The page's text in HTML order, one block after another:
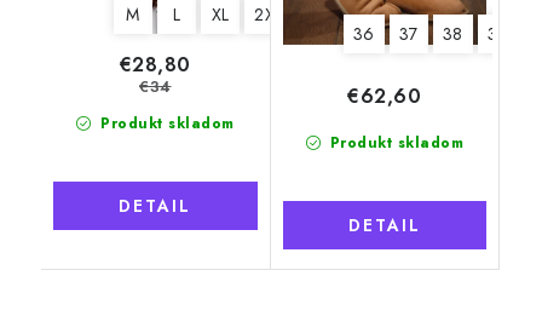
M L XL 2XL 3XL 4XL
Produkt skladom
€28,80
€34
DETAIL
36 37 38 39
Produkt skladom
€62,60
DETAIL